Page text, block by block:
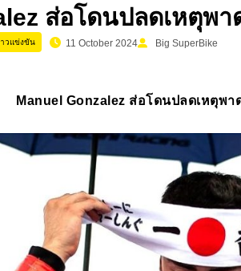
ส่อโดนปลดเหตุพ
วแข่งขัน 11 October 2024 Big SuperBike
Manuel Gonzalez ส่อโดนปลดเหตุพ